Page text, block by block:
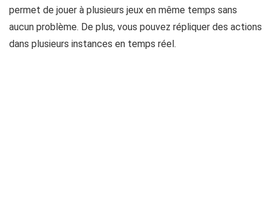
permet de jouer à plusieurs jeux en même temps sans
aucun problème. De plus, vous pouvez répliquer des actions
dans plusieurs instances en temps réel.